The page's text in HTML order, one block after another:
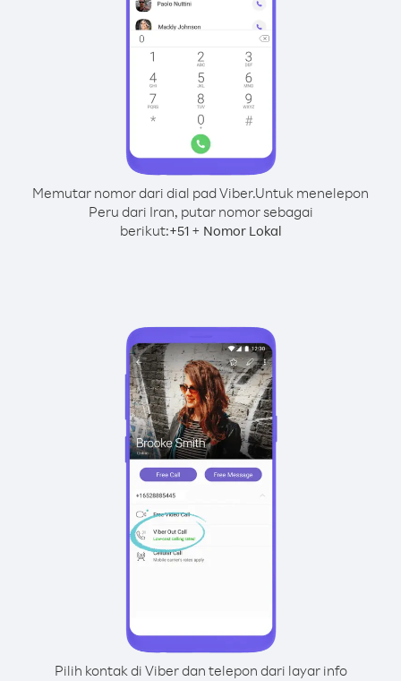
Memutar nomor dari dial pad Viber.Untuk menelepon
Peru dari Iran, putar nomor sebagai
berikut:+51+ Nomor Lokal
Pilih kontak di Viber dan telepon dari layar info